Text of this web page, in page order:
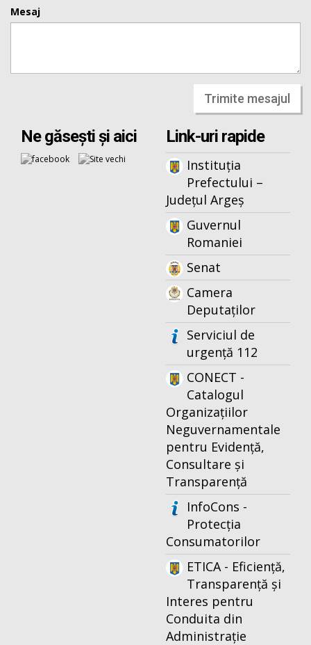
Mesaj
Trimite mesajul
Ne găsești și aici Link-uri rapide
Instituția
Prefectului –
Județul Argeș
Guvernul
Romaniei
Senat
Camera
Deputaților
Serviciul de
urgență 112
CONECT -
Catalogul
Organizațiilor
Neguvernamentale
pentru Evidență,
Consultare și
Transparență
InfoCons -
Protecția
Consumatorilor
ETICA - Eficiență,
Transparență și
Interes pentru
Conduita din
Administrație